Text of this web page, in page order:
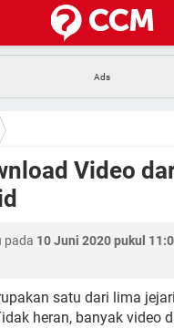
FILM & SERI
APLIKASI
PRO
WiFi Tidak
Office OOP - Data
atau Jaringan
Video
pada 10 Juni 2020 pukul
satu dari lima
heran, banyak video